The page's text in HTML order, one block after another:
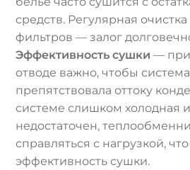
средств. Регулярная
фильтров — залог
Эффективность сушки — при
отводе важно, чтобы
препятствовала оттоку
системе слишком холодная
недостаточен,
справляться с нагрузкой,
эффективность сушки.